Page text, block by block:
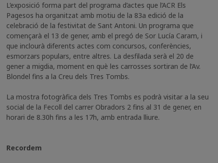
L’exposició forma part del programa d’actes que l’ACR Els
Pagesos ha organitzat amb motiu de la 83a edició de la
celebració de la festivitat de Sant Antoni. Un programa que
començarà el 13 de gener, amb el pregó de Sor Lucía Caram, i
que inclourà diferents actes com concursos, conferències,
esmorzars populars, entre altres. La desfilada serà el 20 de
gener a migdia, moment en què les carrosses sortiran de l’Av.
Blondel fins a la Creu dels Tres Tombs.
La mostra fotogràfica dels Tres Tombs es podrà visitar a la seu
social de la Fecoll del carrer Obradors 2 fins al 31 de gener, en
horari de 8.30h fins a les 17h, amb entrada lliure.
Recordem